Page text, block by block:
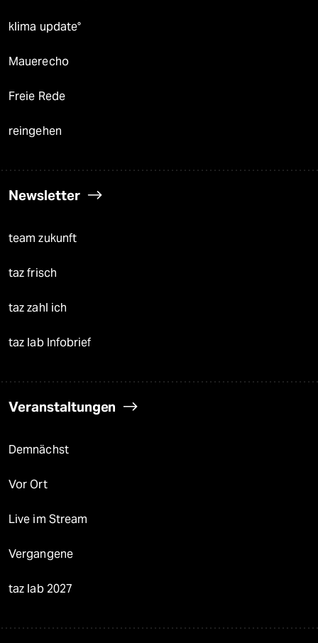
klima update°
Mauerecho
Freie Rede
reingehen
Newsletter
team zukunft
taz frisch
taz zahl ich
taz lab Infobrief
Veranstaltungen
Demnächst
Vor Ort
Live im Stream
Vergangene
taz lab 2027